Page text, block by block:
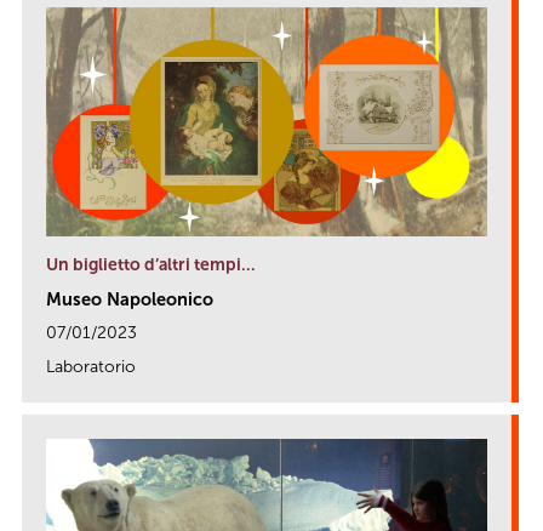
Un biglietto d’altri tempi…
Museo Napoleonico
07/01/2023
Laboratorio